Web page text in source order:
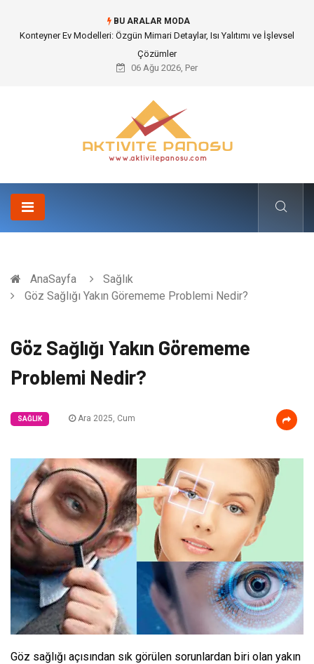
BU ARALAR MODA
Nakliye Nedir ve Tedarik Zincirindeki Önemi Nasıl Anlaşılır?
06 Ağu 2026, Per
AnaSayfa
Sağlık
Göz Sağlığı Yakın Görememe Problemi Nedir?
Göz Sağlığı Yakın Görememe
Problemi Nedir?
SAĞLIK Ara 2025, Cum
Göz sağlığı açısından sık görülen sorunlardan biri olan yakın